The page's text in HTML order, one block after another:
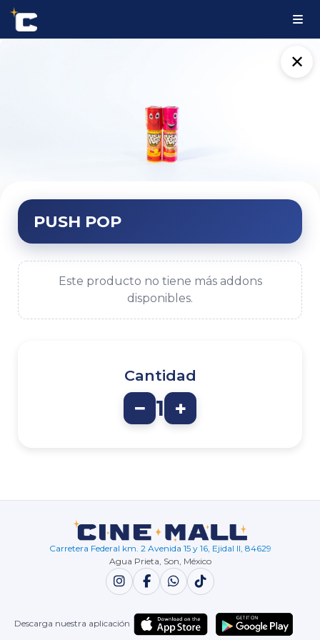
✕
PUSH POP
Este producto no tiene más addons
disponibles.
Cantidad
− 1 +
Carretera Federal km. 2 Avenida 15 y 16, Ejidal II, 84629
Agua Prieta, Son, México
Descarga nuestra aplicación